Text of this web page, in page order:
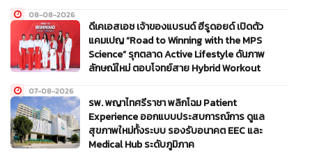
08-08-2026
ดีเคเอสเอช เจ้าของแบรนด์ ฮีรูดอยด์ เปิดตัว
แคมเปญ “Road to Winning with the MPS
Science” รุกตลาด Active Lifestyle ดันภาพ
ลักษณ์ใหม่ ตอบโจทย์สาย Hybrid Workout
07-08-2026
รพ. พญาไทศรีราชา พลิกโฉม Patient
Experience ออกแบบประสบการณ์การ ดูแล
สุขภาพใหม่ทั้งระบบ รองรับอนาคต EEC และ
Medical Hub ระดับภูมิภาค